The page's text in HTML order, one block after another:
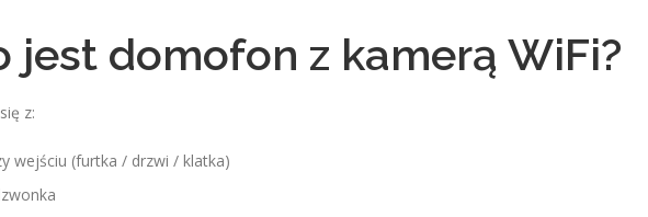
jest domofon z kamerą WiFi?
z:
wejściu (furtka / drzwi / klatka)